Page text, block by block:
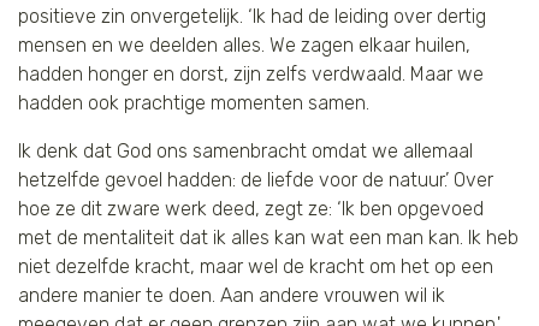
positieve zin onvergetelijk. ‘Ik had de leiding over dertig
mensen en we deelden alles. We zagen elkaar huilen,
hadden honger en dorst, zijn zelfs verdwaald. Maar we
hadden ook prachtige momenten samen.
Ik denk dat God ons samenbracht omdat we allemaal
hetzelfde gevoel hadden: de liefde voor de natuur.’ Over
hoe ze dit zware werk deed, zegt ze: ‘Ik ben opgevoed
met de mentaliteit dat ik alles kan wat een man kan. Ik heb
niet dezelfde kracht, maar wel de kracht om het op een
andere manier te doen. Aan andere vrouwen wil ik